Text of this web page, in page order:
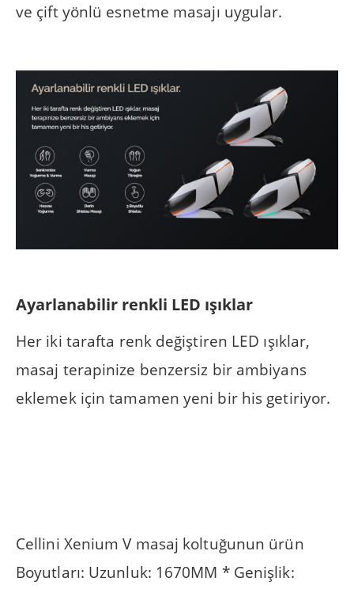
ve çift yönlü esnetme masajı uygular.
Ayarlanabilir renkli LED ışıklar
Her iki tarafta renk değiştiren LED ışıklar,
masaj terapinize benzersiz bir ambiyans
eklemek için tamamen yeni bir his getiriyor.
Cellini Xenium V masaj koltuğunun ürün
Boyutları: Uzunluk: 1670MM * Genişlik: